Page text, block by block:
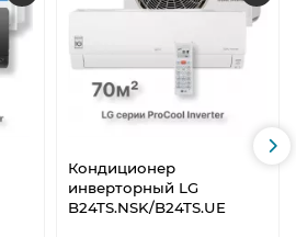
Кондиционер
инверторный LG
B24TS.NSK/B24TS.UE